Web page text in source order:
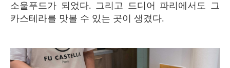
소울푸드가 되었다. 그리고 드디어 파리에서도 그
카스테라를 맛볼 수 있는 곳이 생겼다.